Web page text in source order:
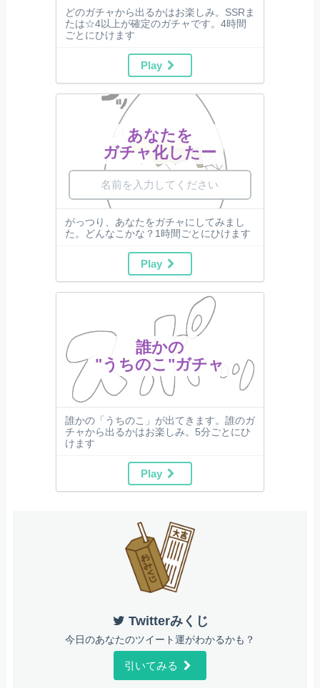
どのガチャから出るかはお楽しみ。SSRま
たは☆4以上が確定のガチャです。4時間
ごとにひけます
Play
あなたを
ガチャ化したー
がっつり、あなたをガチャにしてみまし
た。どんなこかな？1時間ごとにひけます
Play
誰かの
"うちのこ"ガチャ
誰かの「うちのこ」が出てきます。誰のガ
チャから出るかはお楽しみ。5分ごとにひ
けます
Play
Twitterみくじ
今日のあなたのツイート運がわかるかも？
引いてみる